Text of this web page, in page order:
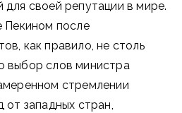
своей репутации в мире.
Пекином после
как правило, не столь
выбор слов министра
стремлении
от западных стран,